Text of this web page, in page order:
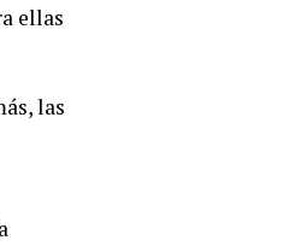
ellas
las